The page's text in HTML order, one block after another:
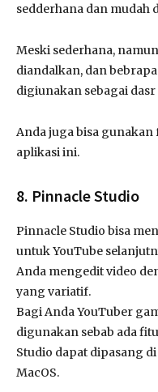
sedderhana dan mudah
Meski sederhana,
diandalkan, dan
digiunakan sebagai
Anda juga bisa
aplikasi ini.
8. Pinnacle Studio
Pinnacle Studio bisa
untuk YouTube
Anda mengedit video
yang variatif.
Bagi Anda YouTuber
digunakan sebab ada
Studio dapat dipasang
MacOS.